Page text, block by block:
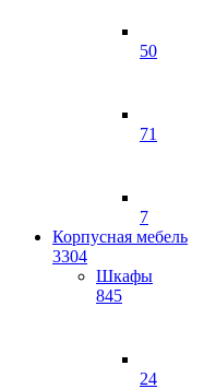
50
71
7
Корпусная мебель
3304
Шкафы
845
24